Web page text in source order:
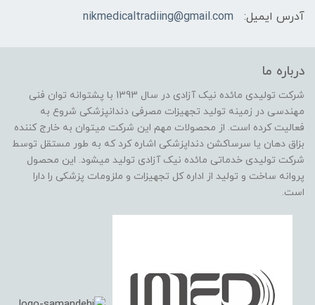
آدرس ایمیل:
nikmedicaltradiing@gmail.com
درباره ما
شرکت تولیدی مائده نیک آزادی در سال 1393 با پشتوانه توان فنی
مهندسی در زمینه تولید تجهیزات مصرفی دندانپزشکی شروع به
فعالیت کرده است. از محصولات مهم این شرکت میتوان به خارج کننده
بزاق دهان یا سرساکشن دنداپزشکی اشاره کرد که به طور مستقل توسط
شرکت تولیدی خدماتی مائده نیک آزادی تولید میشود. این محصول
پروانه ساخت و تولید از اداره کل تجهیزات و ملزومات پزشکی را دارا
است.